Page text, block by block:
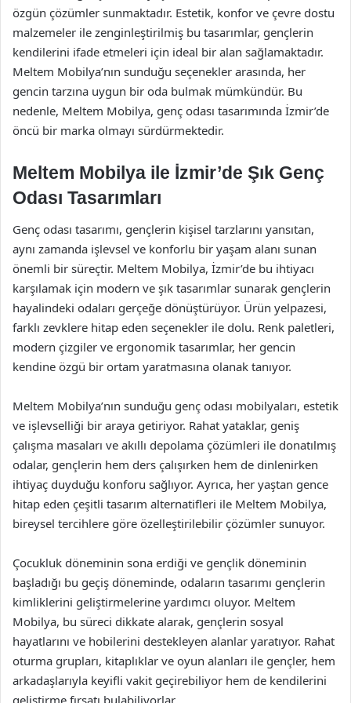
özgün çözümler sunmaktadır. Estetik, konfor ve çevre dostu
malzemeler ile zenginleştirilmiş bu tasarımlar, gençlerin
kendilerini ifade etmeleri için ideal bir alan sağlamaktadır.
Meltem Mobilya’nın sunduğu seçenekler arasında, her
gencin tarzına uygun bir oda bulmak mümkündür. Bu
nedenle, Meltem Mobilya, genç odası tasarımında İzmir’de
öncü bir marka olmayı sürdürmektedir.
Meltem Mobilya ile İzmir’de Şık Genç
Odası Tasarımları
Genç odası tasarımı, gençlerin kişisel tarzlarını yansıtan,
aynı zamanda işlevsel ve konforlu bir yaşam alanı sunan
önemli bir süreçtir. Meltem Mobilya, İzmir’de bu ihtiyacı
karşılamak için modern ve şık tasarımlar sunarak gençlerin
hayalindeki odaları gerçeğe dönüştürüyor. Ürün yelpazesi,
farklı zevklere hitap eden seçenekler ile dolu. Renk paletleri,
modern çizgiler ve ergonomik tasarımlar, her gencin
kendine özgü bir ortam yaratmasına olanak tanıyor.
Meltem Mobilya’nın sunduğu genç odası mobilyaları, estetik
ve işlevselliği bir araya getiriyor. Rahat yataklar, geniş
çalışma masaları ve akıllı depolama çözümleri ile donatılmış
odalar, gençlerin hem ders çalışırken hem de dinlenirken
ihtiyaç duyduğu konforu sağlıyor. Ayrıca, her yaştan gence
hitap eden çeşitli tasarım alternatifleri ile Meltem Mobilya,
bireysel tercihlere göre özelleştirilebilir çözümler sunuyor.
Çocukluk döneminin sona erdiği ve gençlik döneminin
başladığı bu geçiş döneminde, odaların tasarımı gençlerin
kimliklerini geliştirmelerine yardımcı oluyor. Meltem
Mobilya, bu süreci dikkate alarak, gençlerin sosyal
hayatlarını ve hobilerini destekleyen alanlar yaratıyor. Rahat
oturma grupları, kitaplıklar ve oyun alanları ile gençler, hem
arkadaşlarıyla keyifli vakit geçirebiliyor hem de kendilerini
geliştirme fırsatı bulabiliyorlar.